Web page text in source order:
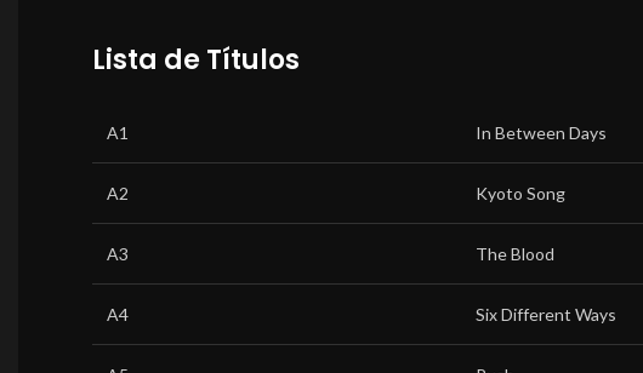
Lista de Títulos
A1 In Between Days
A2 Kyoto Song
A3 The Blood
A4 Six Different Ways